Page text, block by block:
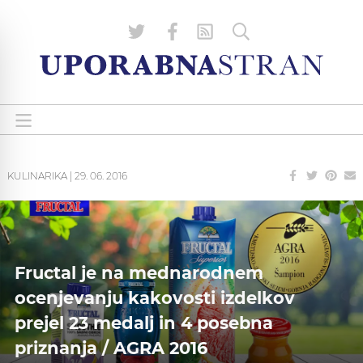
KULINARIKA 29. 06. 2016
Fructal je na mednarodnem
ocenjevanju kakovosti izdelkov
prejel 23 medalj in 4 posebna
priznanja / AGRA 2016